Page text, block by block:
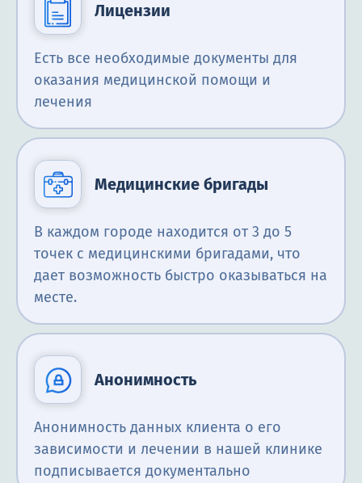
Лицензии
Есть все необходимые документы для
оказания медицинской помощи и
лечения
Медицинские бригады
В каждом городе находится от 3 до 5
точек с медицинскими бригадами, что
дает возможность быстро оказываться на
месте.
Анонимность
Анонимность данных клиента о его
зависимости и лечении в нашей клинике
подписывается документально